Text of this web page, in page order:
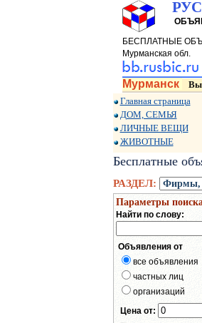
БЕСПЛАТНЫЕ
Мурманская обл.
Мурманск
Главная страница
ДОМ, СЕМЬЯ
ЛИЧНЫЕ ВЕЩИ
ЖИВОТНЫЕ
Бесплатные
РАЗДЕЛ:
Параметры
Найти по слову:
Объявления от
все объявления
частных лиц
организаций
Цена от: